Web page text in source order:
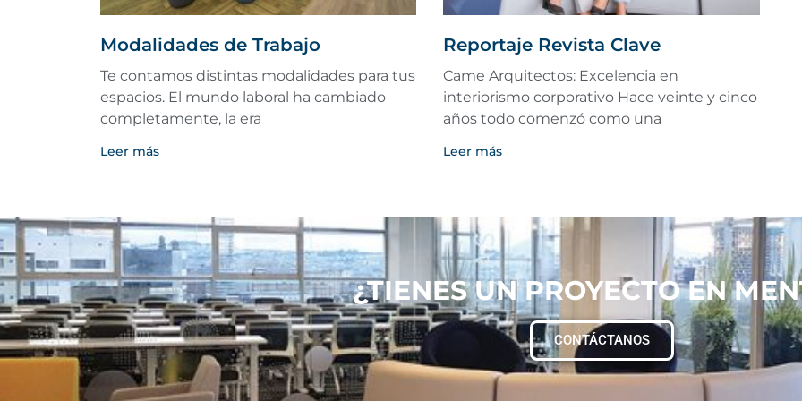
Modalidades de Trabajo
Te contamos distintas modalidades para tus
espacios. El mundo laboral ha cambiado
completamente, la era
Leer más
Reportaje Revista Clave
Came Arquitectos: Excelencia en
interiorismo corporativo Hace veinte y cinco
años todo comenzó como una
Leer más
¿TIENES UN PROYECTO EN
CONTÁCTANOS